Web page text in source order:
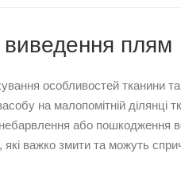
виведення плям
особливостей тканини
на малопомітній ділянці
або пошкодження
важко змити та можуть